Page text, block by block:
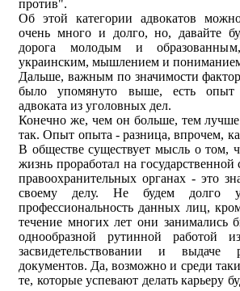
против".
Об этой категории адвокатов
очень много и долго, но, давайте
дорога молодым и
украинским, мышлением и
Дальше, важным по значимости
было упомянуто выше, есть опыт
адвоката из уголовных дел.
Конечно же, чем он больше, тем
так. Опыт опыта - разница, впрочем,
В обществе существует мысль о том,
жизнь проработал на
правоохранительных органах - это
своему делу. Не будем долго
профессиональность данных лиц,
течение многих лет они занимались
однообразной рутинной работой
засвидетельствовании и выдаче
документов. Да, возможно и среди
те, которые успевают делать карьеру